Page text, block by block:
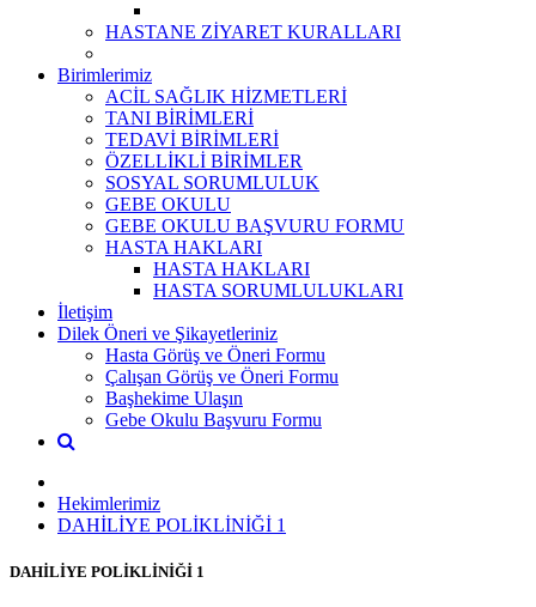
HASTANE ZİYARET KURALLARI
Birimlerimiz
ACİL SAĞLIK HİZMETLERİ
TANI BİRİMLERİ
TEDAVİ BİRİMLERİ
ÖZELLİKLİ BİRİMLER
SOSYAL SORUMLULUK
GEBE OKULU
GEBE OKULU BAŞVURU FORMU
HASTA HAKLARI
HASTA HAKLARI
HASTA SORUMLULUKLARI
İletişim
Dilek Öneri ve Şikayetleriniz
Hasta Görüş ve Öneri Formu
Çalışan Görüş ve Öneri Formu
Başhekime Ulaşın
Gebe Okulu Başvuru Formu
Hekimlerimiz
DAHİLİYE POLİKLİNİĞİ 1
DAHİLİYE POLİKLİNİĞİ 1